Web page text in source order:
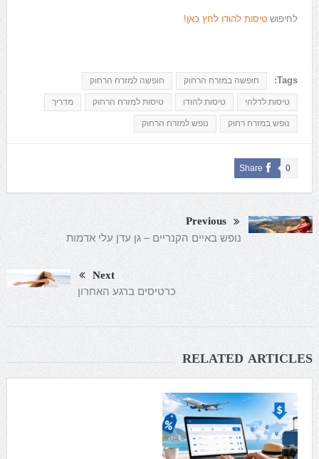
לחיפוש טיסות להודו לחץ כאן!
Tags: חופשה במזרח הרחוק חופשה למזרח הרחוק
טיסות לדלהי טיסות להודו טיסות למזרח הרחוק מדריך
נופש במזרח רחוק נופש למזרח הרחוק
Share 0
Previous
נופש באיים הקנריים – גן עדן עלי אדמות
Next
כרטיסים ברגע האחרון
RELATED ARTICLES